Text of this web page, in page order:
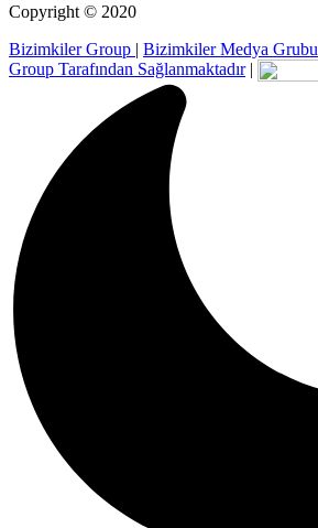
Copyright © 2020
Bizimkiler Group | Bizimkiler Medya Grubu
Group Tarafından Sağlanmaktadır |